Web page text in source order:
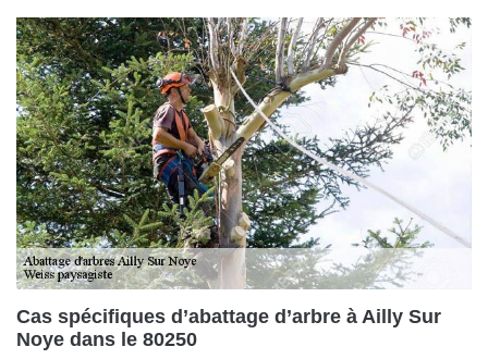
Cas spécifiques d’abattage d’arbre à Ailly Sur
Noye dans le 80250